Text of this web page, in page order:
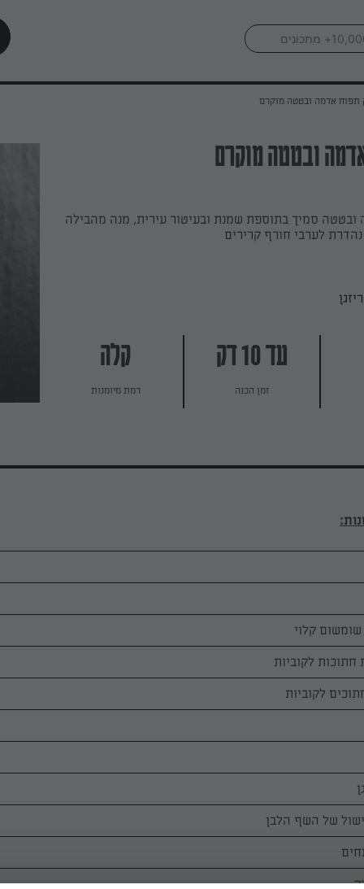
תפוח אדמה ובטטה מוקרם
ובטטה מוקרם
סמיך בתוספת שמנת ובעיטור עירית, מנה מהבילה
לערבי חורף קרירים
עד 10 דק
זמן הכנה
קלה
רמת מיומנות
קלוי